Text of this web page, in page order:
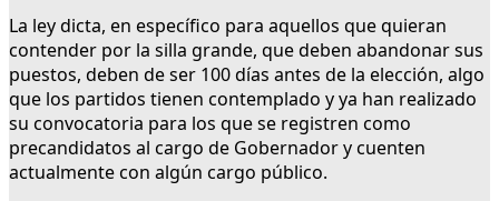
La ley dicta, en específico para aquellos que quieran
contender por la silla grande, que deben abandonar sus
puestos, deben de ser 100 días antes de la elección, algo
que los partidos tienen contemplado y ya han realizado
su convocatoria para los que se registren como
precandidatos al cargo de Gobernador y cuenten
actualmente con algún cargo público.